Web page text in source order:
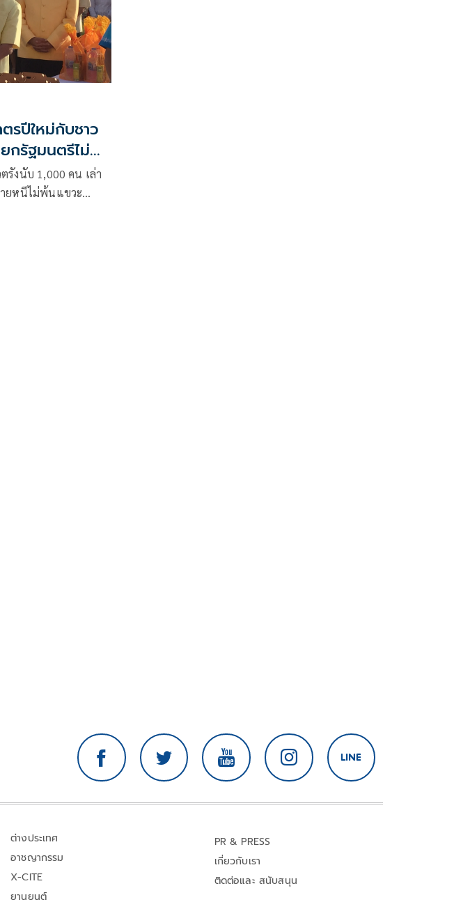
รปีใหม่กับชาว
กรัฐมนตรีไม่
รังนับ 1,000 คน เล่า
ยหนีไม่พ้นแขวะ
ต่างประเทศ
อาชญากรรม
X-CITE
ยานยนต์
PR & PRESS
เกี่ยวกับเรา
ติดต่อและ สนับสนุน